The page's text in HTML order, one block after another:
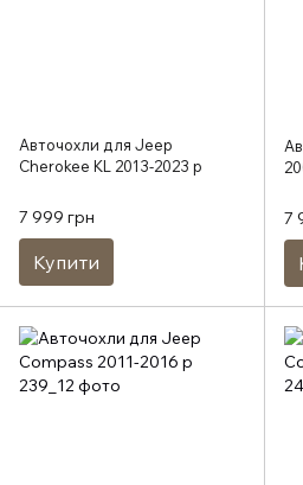
Авточохли для Jeep
Cherokee KL 2013-2023 р
7 999 грн
Купити
7